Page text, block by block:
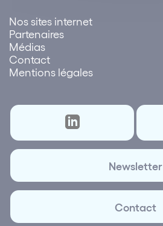
Nos sites internet
Partenaires
Médias
Contact
Mentions légales
Newsletter
Contact